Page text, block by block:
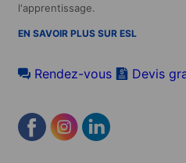
l'apprentissage.
EN SAVOIR PLUS SUR ESL
Rendez-vous Devis